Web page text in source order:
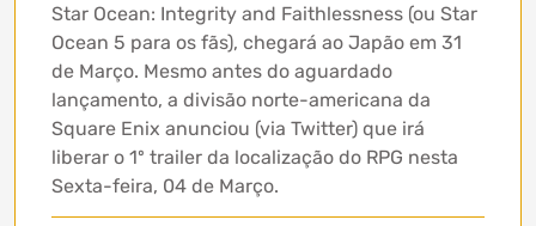
Star Ocean: Integrity and Faithlessness (ou Star
Ocean 5 para os fãs), chegará ao Japão em 31
de Março. Mesmo antes do aguardado
lançamento, a divisão norte-americana da
Square Enix anunciou (via Twitter) que irá
liberar o 1º trailer da localização do RPG nesta
Sexta-feira, 04 de Março.